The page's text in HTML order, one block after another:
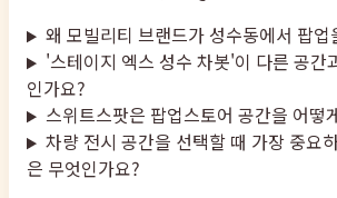
왜 모빌리티 브랜드가 성수동에서 팝업
'스테이지 엑스 성수 차봇'이 다른 공간
인가요?
스위트스팟은 팝업스토어 공간을 어떻
차량 전시 공간을 선택할 때 가장 중요
은 무엇인가요?